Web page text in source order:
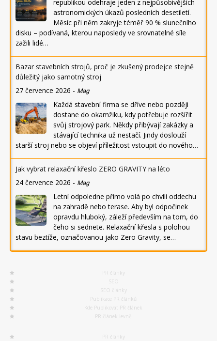
republikou odehraje jeden z nejpůsobivějších
astronomických úkazů posledních desetiletí.
Měsíc při něm zakryje téměř 90 % slunečního
disku – podívaná, kterou naposledy ve srovnatelné síle
zažili lidé…
Bazar stavebních strojů, proč je zkušený prodejce stejně
důležitý jako samotný stroj
27 července 2026 - Mag
Každá stavební firma se dříve nebo později
dostane do okamžiku, kdy potřebuje rozšířit
svůj strojový park. Někdy přibývají zakázky a
stávající technika už nestačí. Jindy doslouží
starší stroj nebo se objeví příležitost vstoupit do nového…
Jak vybrat relaxační křeslo ZERO GRAVITY na léto
24 července 2026 - Mag
Letní odpoledne přímo volá po chvíli oddechu
na zahradě nebo terase. Aby byl odpočinek
opravdu hluboký, záleží především na tom, do
čeho si sednete. Relaxační křesla s polohou
stavu beztíže, označovanou jako Zero Gravity, se…
PR články
SEO
SEO články
Publikace PR článků
Kde Publikovat PR článek
PR článek levně
PR články